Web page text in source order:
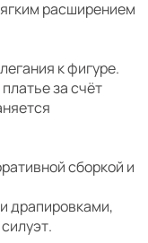
расширением
к фигуре.
за счёт
сборкой и
драпировками,